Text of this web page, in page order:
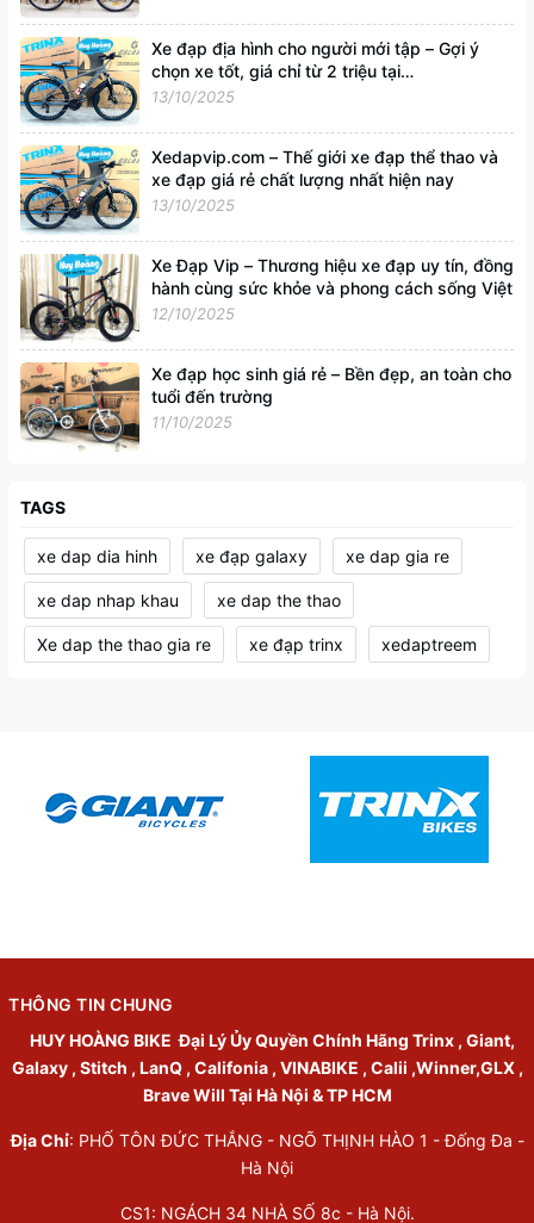
Xe đạp địa hình cho người mới tập – Gợi ý
chọn xe tốt, giá chỉ từ 2 triệu tại
Xedapvip.com
13/10/2025
Xedapvip.com – Thế giới xe đạp thể thao và
xe đạp giá rẻ chất lượng nhất hiện nay
13/10/2025
Xe Đạp Vip – Thương hiệu xe đạp uy tín, đồng
hành cùng sức khỏe và phong cách sống Việt
12/10/2025
Xe đạp học sinh giá rẻ – Bền đẹp, an toàn cho
tuổi đến trường
11/10/2025
TAGS
xe dap dia hinh xe đạp galaxy xe dap gia re
xe dap nhap khau xe dap the thao
Xe dap the thao gia re xe đạp trinx xedaptreem
THÔNG TIN CHUNG
HUY HOÀNG BIKE Đại Lý Ủy Quyền Chính Hãng Trinx , Giant,
Galaxy , Stitch , LanQ , Califonia , VINABIKE , Calii ,Winner,GLX ,
Brave Will Tại Hà Nội & TP HCM
Địa Chỉ: PHỐ TÔN ĐỨC THẮNG - NGÕ THỊNH HÀO 1 - Đống Đa -
Hà Nội
CS1: NGÁCH 34 NHÀ SỐ 8c - Hà Nội.